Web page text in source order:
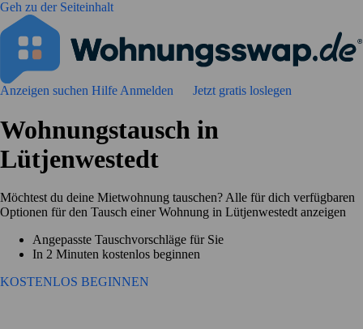
Geh zu der Seiteinhalt
Anzeigen suchen Hilfe Anmelden Jetzt gratis loslegen
Wohnungstausch in
Lütjenwestedt
Möchtest du deine Mietwohnung tauschen? Alle für dich verfügbaren
Optionen für den Tausch einer Wohnung in Lütjenwestedt anzeigen
Angepasste Tauschvorschläge für Sie
In 2 Minuten kostenlos beginnen
KOSTENLOS BEGINNEN